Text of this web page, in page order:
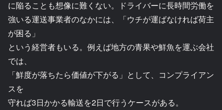
に陥ることも想像に難くない。ドライバーに長時間労働を
強いる運送事業者のなかには、「ウチが運ばなければ荷主
が困る」
という経営者もいる。例えば地方の青果や鮮魚を運ぶ会社
では、
「鮮度が落ちたら価値が下がる」として、コンプライアン
スを
守れば3日かかる輸送を2日で行うケースがある。